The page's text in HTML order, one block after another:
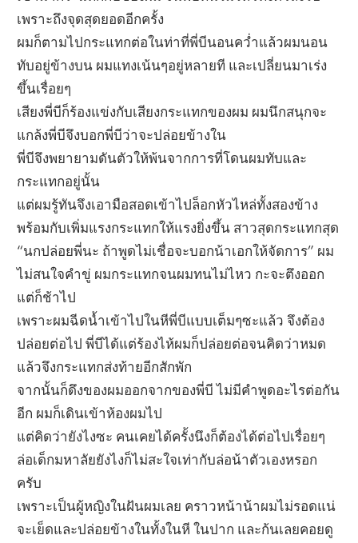
เพราะถึงจุดสุดยอดอีกครั้ง
ผมก็ตามไปกระแทกต่อในท่าที่พี่บีนอนคว่ำแล้วผมนอน
ทับอยู่ข้างบน ผมแทงเน้นๆอยู่หลายที และเปลี่ยนมาเร่ง
ขึ้นเรื่อยๆ
เสียงพี่บีก็ร้องแข่งกับเสียงกระแทกของผม ผมนึกสนุกจะ
แกล้งพี่บีจึงบอกพี่บีว่าจะปล่อยข้างใน
พี่บีจึงพยายามดันตัวให้พ้นจากการที่โดนผมทับและ
กระแทกอยู่นั้น
แต่ผมรู้ทันจึงเอามือสอดเข้าไปล็อกหัวไหล่ทั้งสองข้าง
พร้อมกับเพิ่มแรงกระแทกให้แรงยิ่งขึ้น สาวสุดกระแทกสุด
“นกปล่อยพี่นะ ถ้าพูดไม่เชื่อจะบอกน้าเอกให้จัดการ” ผม
ไม่สนใจคำขู่ ผมกระแทกจนผมทนไม่ไหว กะจะตึงออก
แต่ก็ช้าไป
เพราะผมฉีดน้ำเข้าไปในหีพี่บีแบบเต็มๆซะแล้ว จึงต้อง
ปล่อยต่อไป พี่บีได้แต่ร้องไห้ผมก็ปล่อยต่อจนคิดว่าหมด
แล้วจึงกระแทกส่งท้ายอีกสักพัก
จากนั้นก็ดึงของผมออกจากของพี่บี ไม่มีคำพูดอะไรต่อกัน
อีก ผมก็เดินเข้าห้องผมไป
แต่คิดว่ายังไงซะ คนเคยได้ครั้งนึงก็ต้องได้ต่อไปเรื่อยๆ
ล่อเด็กมหาลัยยังไงก็ไม่สะใจเท่ากับล่อน้าตัวเองหรอก
ครับ
เพราะเป็นผู้หญิงในฝันผมเลย คราวหน้าน้าผมไม่รอดแน่
จะเย็ดและปล่อยข้างในทั้งในหี ในปาก และก้นเลยคอยดู